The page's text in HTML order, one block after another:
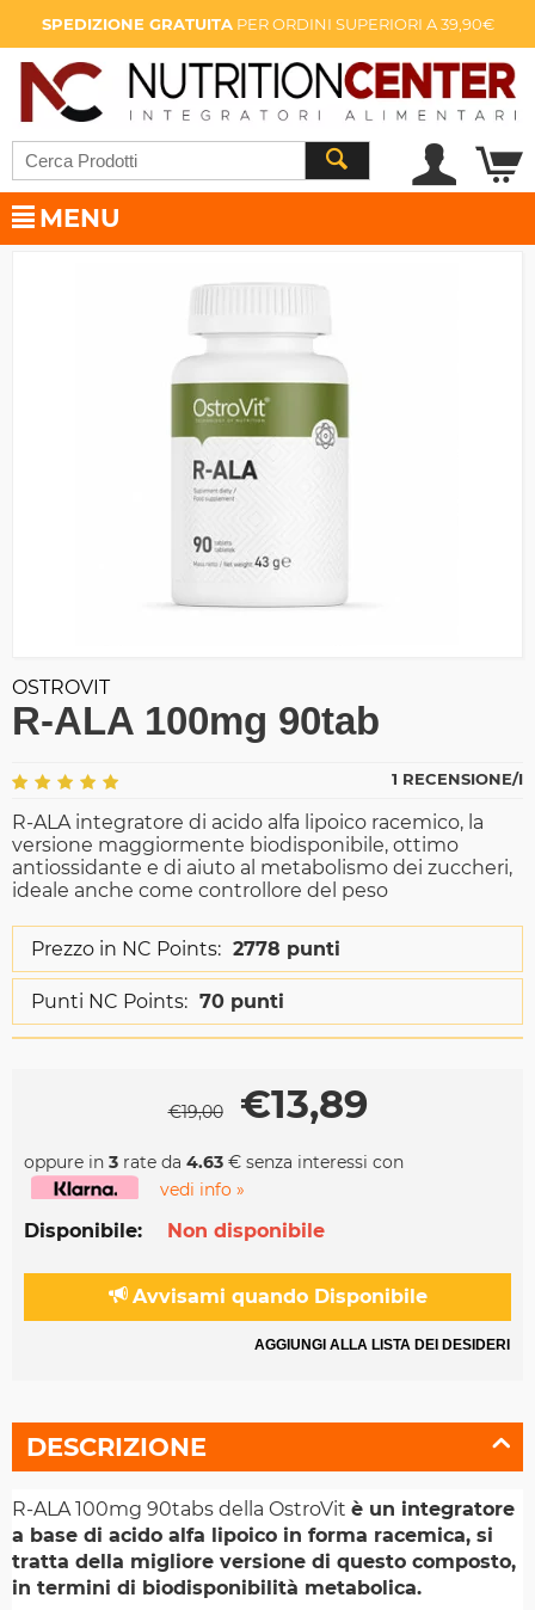
SPEDIZIONE GRATUITAPER ORDINI SUPERIORI A 39,90€
MENU
OSTROVIT
R-ALA 100mg 90tab
1 RECENSIONE/I
R-ALA integratore di acido alfa lipoico racemico, la
versione maggiormente biodisponibile, ottimo
antiossidante e di aiuto al metabolismo dei zuccheri,
ideale anche come controllore del peso
Prezzo in NC Points: 2778 punti
Punti NC Points: 70 punti
€19,00 €13,89
oppure in 3 rate da 4.63 € senza interessi con
vedi info »
Disponibile: Non disponibile
Avvisami quando Disponibile
AGGIUNGI ALLA LISTA DEI DESIDERI
DESCRIZIONE
R-ALA 100mg 90tabs della OstroVit è un integratore
a base di acido alfa lipoico in forma racemica, si
tratta della migliore versione di questo composto,
in termini di biodisponibilità metabolica.